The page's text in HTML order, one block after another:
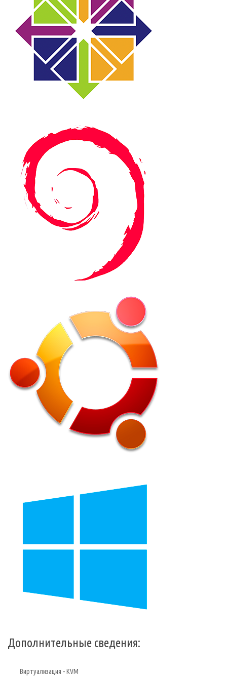
Дополнительные сведения:
Виртуализация - KVM